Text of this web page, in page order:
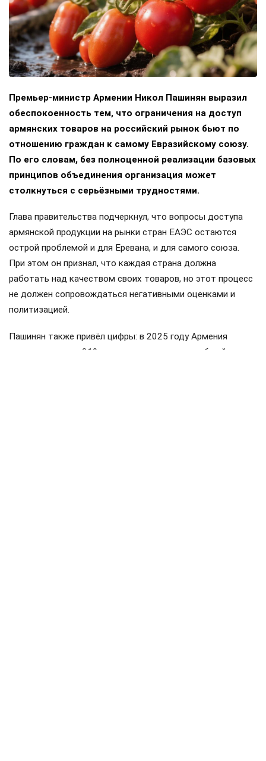
Премьер-министр Армении Никол Пашинян выразил
обеспокоенность тем, что ограничения на доступ
армянских товаров на российский рынок бьют по
отношению граждан к самому Евразийскому союзу.
По его словам, без полноценной реализации базовых
принципов объединения организация может
столкнуться с серьёзными трудностями.
Глава правительства подчеркнул, что вопросы доступа
армянской продукции на рынки стран ЕАЭС остаются
острой проблемой и для Еревана, и для самого союза.
При этом он признал, что каждая страна должна
работать над качеством своих товаров, но этот процесс
не должен сопровождаться негативными оценками и
политизацией.
Пашинян также привёл цифры: в 2025 году Армения
направила около 319 миллионов долларов в общий